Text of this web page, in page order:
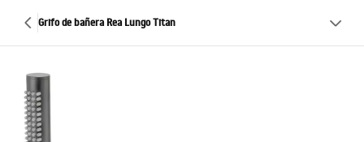
Grifo de bañera Rea Lungo Titan